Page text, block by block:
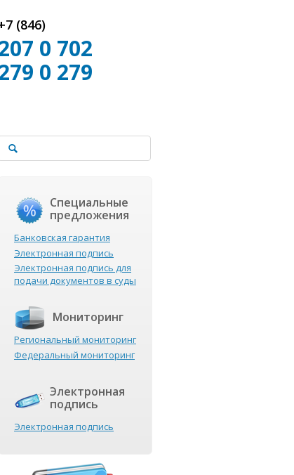
(846)
0 702
0 279
Специальные
предложения
Банковская гарантия
Электронная подпись
Электронная подпись для
подачи документов в суды
Мониторинг
Региональный мониторинг
Федеральный мониторинг
Электронная
подпись
Электронная подпись